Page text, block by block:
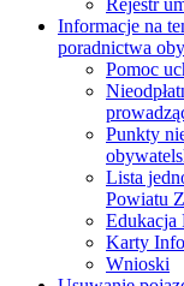
Rejestr
Informacje na
poradnictwa
Pomoc
Punkty
Lista
Powiatu
Edukacja
Karty
Wnioski